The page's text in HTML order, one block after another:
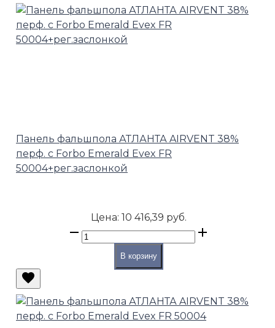
Панель фальшпола АТЛАНТА AIRVENT 38%
перф. с Forbo Emerald Evex FR
50004+рег.заслонкой
Цена: 10 416,39 руб.
В корзину